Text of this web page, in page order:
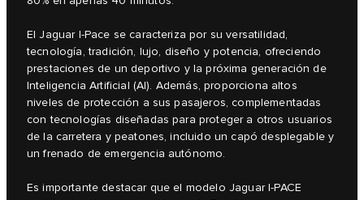
El Jaguar I‑Pace se caracteriza por su versatilidad,
tecnología, tradición, lujo, diseño y potencia, ofreciendo
prestaciones de un deportivo y la próxima generación de
Inteligencia Artificial (AI). Además, proporciona altos
niveles de protección a sus pasajeros, complementadas
con tecnologías diseñadas para proteger a otros usuarios
de la carretera y peatones, incluido un capó desplegable y
un frenado de emergencia autónomo.
Es importante destacar que el modelo Jaguar I‑PACE